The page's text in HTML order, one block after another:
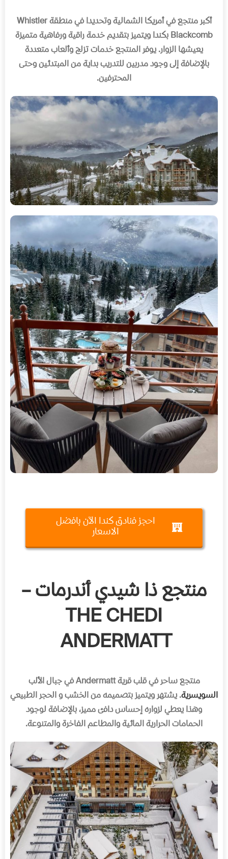
أكبر منتجع في أمريكا الشمالية وتحديدا في منطقة Whistler
Blackcomb بكندا ويتميز بتقديم خدمة راقية ورفاهية متميزة
يعيشها الزوار. يوفر المنتجع خدمات تزلج وألعاب متعددة
بالإضافة إلى وجود مدربين للتدريب بداية من المبتدئين وحتى
المحترفين.
احجز فنادق كندا الآن بافضل
الاسعار
منتجع ذا شيدي أندرمات –
THE CHEDI
ANDERMATT
منتجع ساحر في قلب قرية Andermatt في جبال الألب
السويسرية. يشتهر ويتميز بتصميمه من الخشب و الحجر الطبيعي
وهذا يعطي لزواره إحساس دافئ مميز، بالإضافة لوجود
الحمامات الحرارية المائية والمطاعم الفاخرة والمتنوعة.